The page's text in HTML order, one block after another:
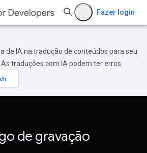
Fazer login
de IA na tradução de conteúdos para seu
traduções com IA podem ter erros.
de gravação